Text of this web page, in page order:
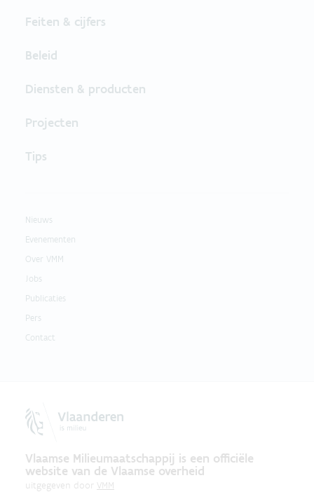
Feiten & cijfers
Beleid
Diensten & producten
Projecten
Tips
Nieuws
Evenementen
Over VMM
Jobs
Publicaties
Pers
Contact
Vlaamse Milieumaatschappij is een officiële
website van de Vlaamse overheid
uitgegeven door VMM